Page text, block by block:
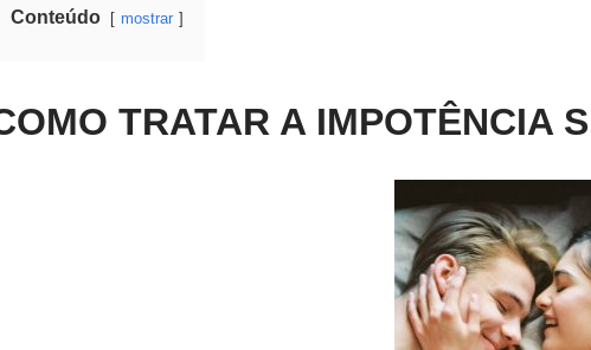
Conteúdo mostrar
TRATAR A IMPOTÊNCIA